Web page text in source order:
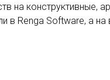
на конструктивные,
в Renga Software, а